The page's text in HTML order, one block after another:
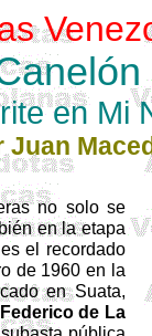
en Mi
Juan
no solo se
en la etapa
el recordado
de 1960 en la
en Suata,
de La